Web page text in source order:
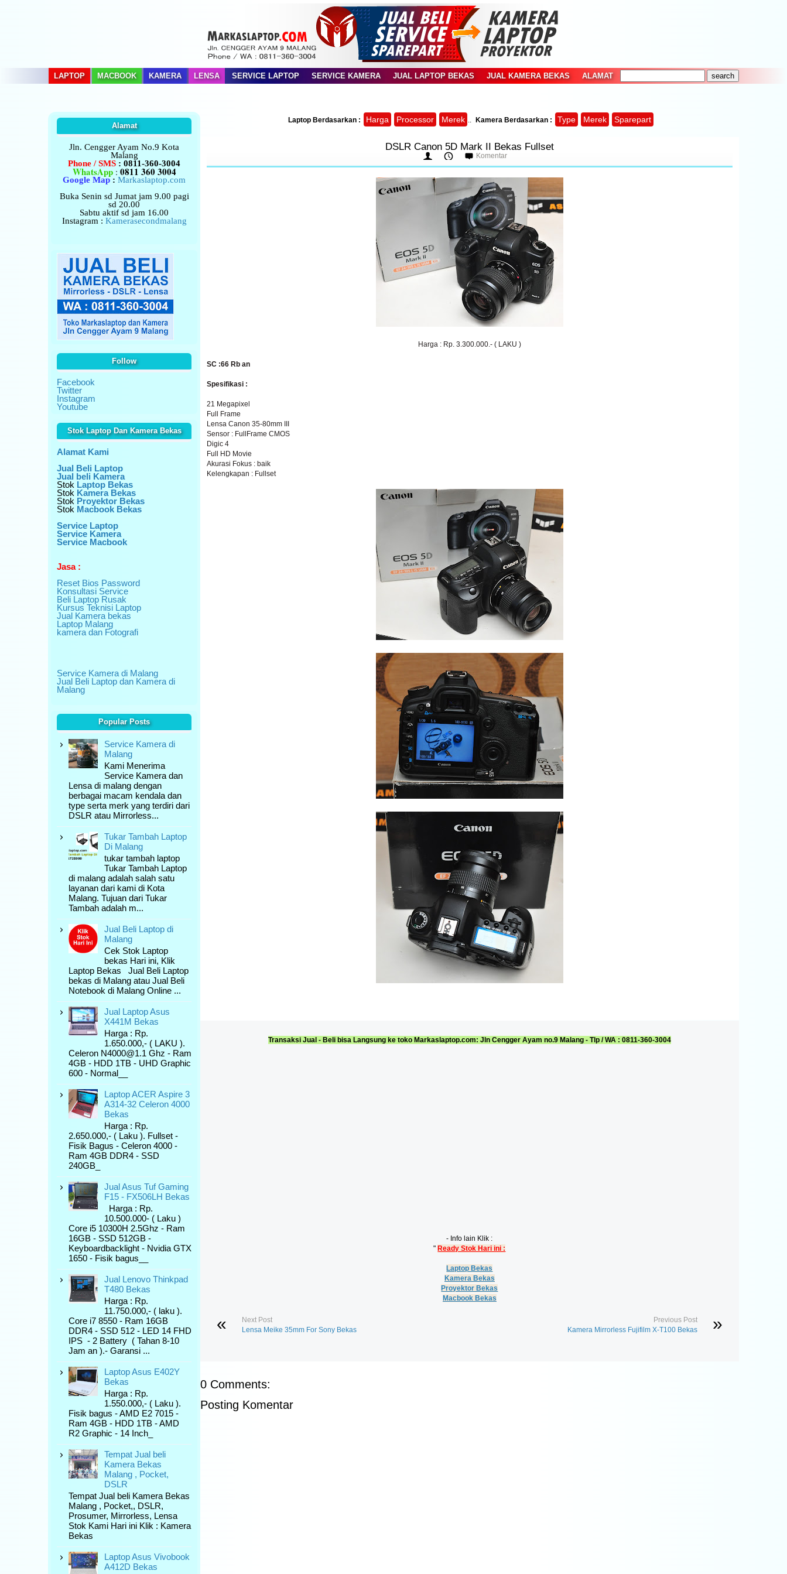
LAPTOP MACBOOK KAMERA LENSA SERVICE LAPTOP SERVICE KAMERA JUAL LAPTOP BEKAS JUAL KAMERA BEKAS ALAMAT
Laptop Berdasarkan : Harga Processor Merek .. Kamera Berdasarkan : Type Merek Sparepart
DSLR Canon 5D Mark II Bekas Fullset
Komentar
Harga : Rp. 3.300.000.- ( LAKU )
SC :66 Rb an
Spesifikasi :
21 Megapixel
Full Frame
Lensa Canon 35-80mm III
Sensor : FullFrame CMOS
Digic 4
Full HD Movie
Akurasi Fokus : baik
Kelengkapan : Fullset
Transaksi Jual - Beli bisa Langsung ke toko Markaslaptop.com: Jln Cengger Ayam no.9 Malang - Tlp / WA : 0811-360-3004
- Info lain Klik :
" Ready Stok Hari ini :
Laptop Bekas
Kamera Bekas
Proyektor Bekas
Macbook Bekas
Next Post
Lensa Meike 35mm For Sony Bekas
Previous Post
Kamera Mirrorless Fujifilm X-T100 Bekas
0 Comments:
Posting Komentar
Alamat
Jln. Cengger Ayam No.9 Kota
Malang
Phone / SMS : 0811-360-3004
WhatsApp: 0811 360 3004
Google Map: Markaslaptop.com
Buka Senin sd Jumat jam 9.00 pagi
sd 20.00
Sabtu aktif sd jam 16.00
Instagram : Kamerasecondmalang
Follow
Facebook
Twitter
Instagram
Youtube
Stok Laptop Dan Kamera Bekas
Alamat Kami
Jual Beli Laptop
Jual beli Kamera
Stok Laptop Bekas
Stok Kamera Bekas
Stok Proyektor Bekas
Stok Macbook Bekas
Service Laptop
Service Kamera
Service Macbook
Jasa :
Reset Bios Password
Konsultasi Service
Beli Laptop Rusak
Kursus Teknisi Laptop
Jual Kamera bekas
Laptop Malang
kamera dan Fotografi
Service Kamera di Malang
Jual Beli Laptop dan Kamera di
Malang
Popular Posts
Service Kamera di
Malang
Kami Menerima
Service Kamera dan
Lensa di malang dengan
berbagai macam kendala dan
type serta merk yang terdiri dari
DSLR atau Mirrorless...
Tukar Tambah Laptop
Di Malang
tukar tambah laptop
Tukar Tambah Laptop
di malang adalah salah satu
layanan dari kami di Kota
Malang. Tujuan dari Tukar
Tambah adalah m...
Jual Beli Laptop di
Malang
Cek Stok Laptop
bekas Hari ini, Klik
Laptop Bekas Jual Beli Laptop
bekas di Malang atau Jual Beli
Notebook di Malang Online ...
Jual Laptop Asus
X441M Bekas
Harga : Rp.
1.650.000,- ( LAKU ).
Celeron N4000@1.1 Ghz - Ram
4GB - HDD 1TB - UHD Graphic
600 - Normal__
Laptop ACER Aspire 3
A314-32 Celeron 4000
Bekas
Harga : Rp.
2.650.000,- ( Laku ). Fullset -
Fisik Bagus - Celeron 4000 -
Ram 4GB DDR4 - SSD
240GB_
Jual Asus Tuf Gaming
F15 - FX506LH Bekas
Harga : Rp.
10.500.000- ( Laku )
Core i5 10300H 2.5Ghz - Ram
16GB - SSD 512GB -
Keyboardbacklight - Nvidia GTX
1650 - Fisik bagus__
Jual Lenovo Thinkpad
T480 Bekas
Harga : Rp.
11.750.000,- ( laku ).
Core i7 8550 - Ram 16GB
DDR4 - SSD 512 - LED 14 FHD
IPS - 2 Battery ( Tahan 8-10
Jam an ).- Garansi ...
Laptop Asus E402Y
Bekas
Harga : Rp.
1.550.000,- ( Laku ).
Fisik bagus - AMD E2 7015 -
Ram 4GB - HDD 1TB - AMD
R2 Graphic - 14 Inch_
Tempat Jual beli
Kamera Bekas
Malang , Pocket,
DSLR
Tempat Jual beli Kamera Bekas
Malang , Pocket,, DSLR,
Prosumer, Mirrorless, Lensa
Stok Kami Hari ini Klik : Kamera
Bekas
Laptop Asus Vivobook
A412D Bekas